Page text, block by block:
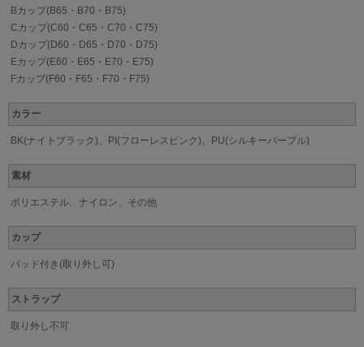
Bカップ(B65・B70・B75)
Cカップ(C60・C65・C70・C75)
Dカップ(D60・D65・D70・D75)
Eカップ(E60・E65・E70・E75)
Fカップ(F60・F65・F70・F75)
カラー
BK(ナイトブラック)、PI(フローレスピンク)、PU(シルキーパープル)
素材
ポリエステル、ナイロン、その他
カップ
パッド付き(取り外し可)
ストラップ
取り外し不可